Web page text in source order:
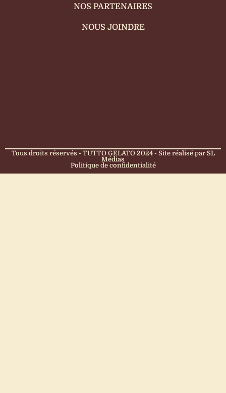
NOS PARTENAIRES
NOUS JOINDRE
Tous droits réservés - TUTTO GELATO 2024 - Site réalisé par SL
Médias
Politique de confidentialité